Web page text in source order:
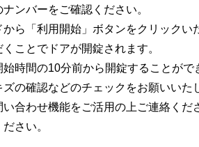
ンバーをご確認ください。
ら「利用開始」ボタンをクリックい
ことでドアが開錠されます。
時間の10分前から開錠することがで
の確認などのチェックをお願いいた
合わせ機能をご活用の上ご連絡くだ
さい。